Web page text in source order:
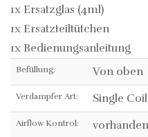
1x Ersatzglas (4ml)
1x Ersatzteiltütchen
1x Bedienungsanleitung
Befüllung: Von oben
Verdampfer Art: Single
Airflow Kontrol: vorhanden